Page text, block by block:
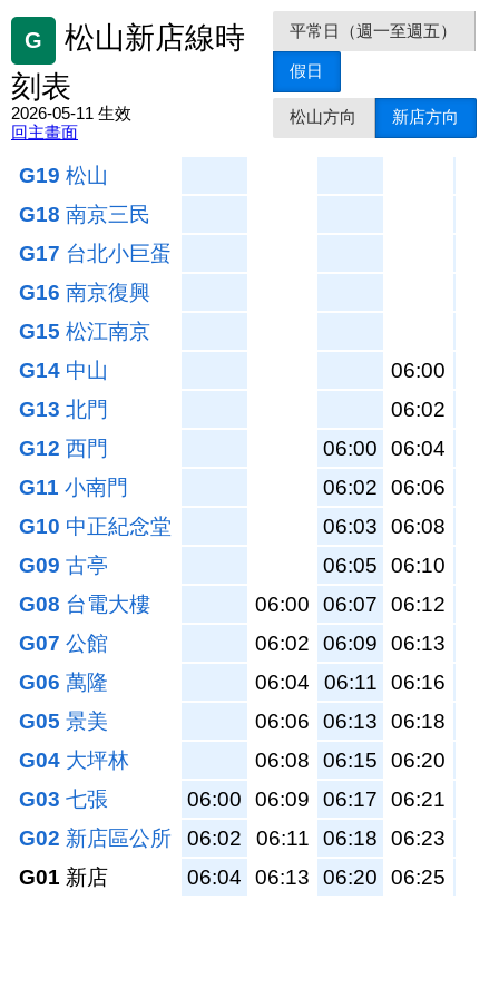
G
松山新店線時
刻表
2026-05-11 生效
回主畫面
平常日（週一至週五）
假日
松山方向 新店方向
G19 松山
G18 南京三民
G17 台北小巨蛋
G16 南京復興
G15 松江南京
G14 中山
G13 北門
G12 西門
G11 小南門
G10 中正紀念堂
G09 古亭
G08 台電大樓
G07 公館
G06 萬隆
G05 景美
G04 大坪林
G03 七張
G02 新店區公所
G01 新店
06:00
06:02
06:00
06:04
06:02
06:06
06:03
06:08
06:05
06:10
06:00
06:07 06:12
06:02
06:09 06:13
06:04
06:11 06:16
06:06
06:13 06:18
06:08
06:15 06:20
06:00
06:09 06:17 06:21
06:02
06:11 06:18 06:23
06:04
06:13 06:20 06:25